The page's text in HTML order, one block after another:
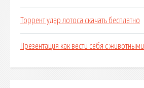
Торрент удар лотоса скачать бесплатно
Презентация как вести себя с животными